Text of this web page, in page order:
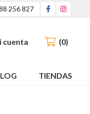
256 827
cuenta 0
TIENDAS